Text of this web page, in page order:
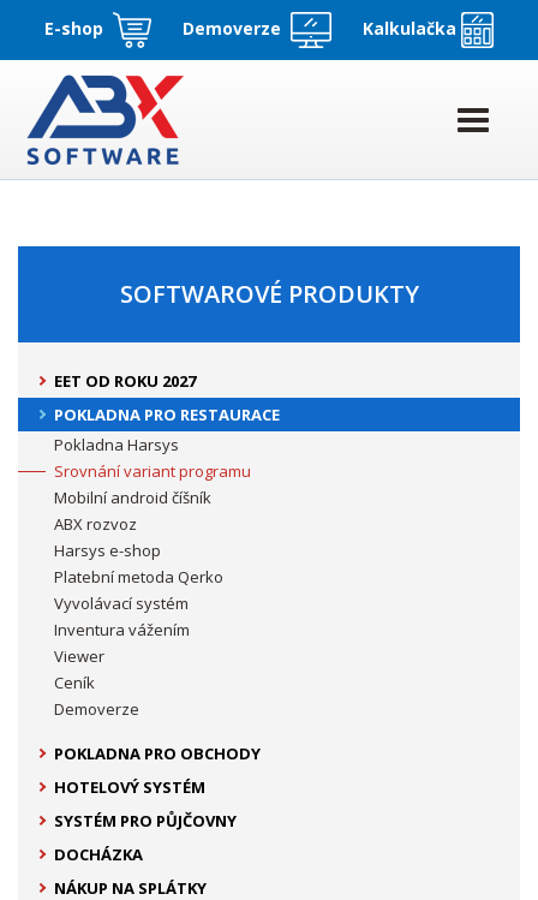
E-shop Demoverze Kalkulačka
SOFTWAROVÉ PRODUKTY
EET OD ROKU 2027
POKLADNA PRO RESTAURACE
Pokladna Harsys
Srovnání variant programu
Mobilní android číšník
ABX rozvoz
Harsys e-shop
Platební metoda Qerko
Vyvolávací systém
Inventura vážením
Viewer
Ceník
Demoverze
POKLADNA PRO OBCHODY
HOTELOVÝ SYSTÉM
SYSTÉM PRO PŮJČOVNY
DOCHÁZKA
NÁKUP NA SPLÁTKY